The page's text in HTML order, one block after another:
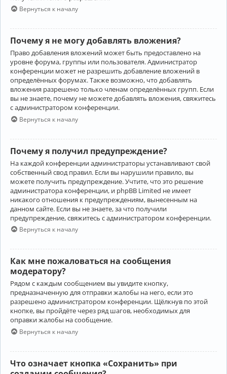
Вернуться к началу
Почему я не могу добавлять вложения?
Право добавления вложений может быть предоставлено на
уровне форума, группы или пользователя. Администратор
конференции может не разрешить добавление вложений в
определённых форумах. Также возможно, что добавлять
вложения разрешено только членам определённых групп. Если
вы не знаете, почему не можете добавлять вложения, свяжитесь
с администратором конференции.
Вернуться к началу
Почему я получил предупреждение?
На каждой конференции администраторы устанавливают свой
собственный свод правил. Если вы нарушили правило, вы
можете получить предупреждение. Учтите, что это решение
администратора конференции, и phpBB Limited не имеет
никакого отношения к предупреждениям, вынесенным на
данном сайте. Если вы не знаете, за что получили
предупреждение, свяжитесь с администратором конференции.
Вернуться к началу
Как мне пожаловаться на сообщения
модератору?
Рядом с каждым сообщением вы увидите кнопку,
предназначенную для отправки жалобы на него, если это
разрешено администратором конференции. Щёлкнув по этой
кнопке, вы пройдёте через ряд шагов, необходимых для
оправки жалобы на сообщение.
Вернуться к началу
Что означает кнопка «Сохранить» при